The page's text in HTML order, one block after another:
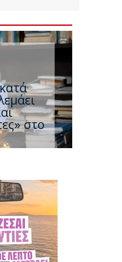
στο